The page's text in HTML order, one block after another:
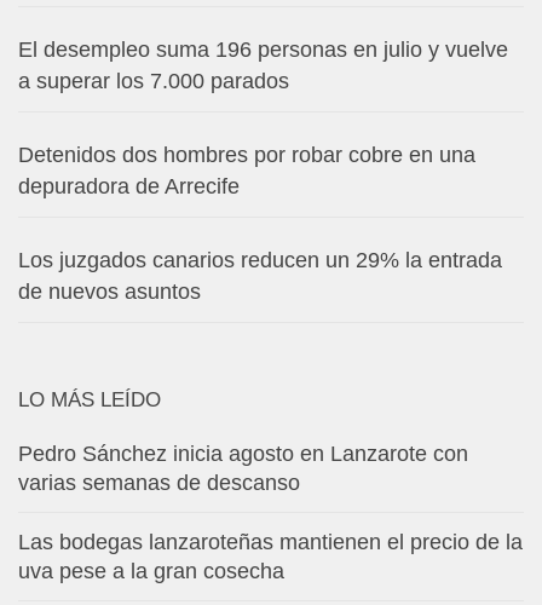
El desempleo suma 196 personas en julio y vuelve
a superar los 7.000 parados
Detenidos dos hombres por robar cobre en una
depuradora de Arrecife
Los juzgados canarios reducen un 29% la entrada
de nuevos asuntos
LO MÁS LEÍDO
Pedro Sánchez inicia agosto en Lanzarote con
varias semanas de descanso
Las bodegas lanzaroteñas mantienen el precio de la
uva pese a la gran cosecha